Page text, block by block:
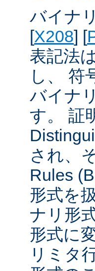
バイナ
[X208] [
表記法
し、 符
バイナ
す。 証
され、
Rules
形式を
ナリ形
形式に
リミタ